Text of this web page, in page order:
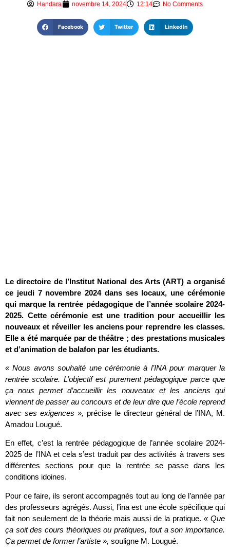
Handara novembre 14, 2024 12:14 No Comments
Facebook Twitter LinkedIn
Le directoire de l’Institut National des Arts (ART) a organisé
ce jeudi 7 novembre 2024 dans ses locaux, une cérémonie
qui marque la rentrée pédagogique de l’année scolaire 2024-
2025. Cette cérémonie est une tradition pour accueillir les
nouveaux et réveiller les anciens pour reprendre les classes.
Elle a été marquée par de théâtre ; des prestations musicales
et d’animation de balafon par les étudiants.
« Nous avons souhaité une cérémonie à l’INA pour marquer la
rentrée scolaire. L’objectif est purement pédagogique parce que
ça nous permet d’accueillir les nouveaux et les anciens qui
viennent de passer au concours et de leur dire que l’école reprend
avec ses exigences », précise le directeur général de l’INA, M.
Amadou Lougué.
En effet, c’est la rentrée pédagogique de l’année scolaire 2024-
2025 de l’INA et cela s’est traduit par des activités à travers ses
différentes sections pour que la rentrée se passe dans les
conditions idoines.
Pour ce faire, ils seront accompagnés tout au long de l’année par
des professeurs agrégés. Aussi, l’ina est une école spécifique qui
fait non seulement de la théorie mais aussi de la pratique. « Que
ça soit des cours théoriques ou pratiques, tout a son importance.
Ça permet de former l’artiste », souligne M. Lougué.